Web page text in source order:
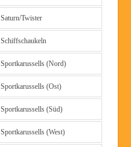
Saturn/Twister
Schiffschaukeln
Sportkarussells (Nord)
Sportkarussells (Ost)
Sportkarussells (Süd)
Sportkarussells (West)